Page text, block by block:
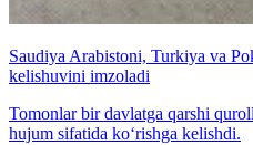
Saudiya Arabistoni, Turkiya va
kelishuvini imzoladi
Tomonlar bir davlatga qarshi
hujum sifatida ko‘rishga kelishdi.